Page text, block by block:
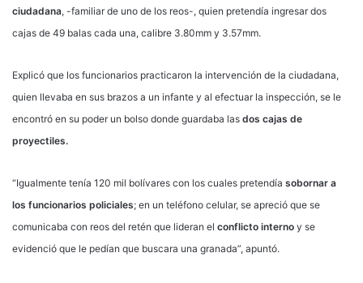
ciudadana, -familiar de uno de los reos-, quien pretendía ingresar dos
cajas de 49 balas cada una, calibre 3.80mm y 3.57mm.
Explicó que los funcionarios practicaron la intervención de la ciudadana,
quien llevaba en sus brazos a un infante y al efectuar la inspección, se le
encontró en su poder un bolso donde guardaba las dos cajas de
proyectiles.
“Igualmente tenía 120 mil bolívares con los cuales pretendía sobornar a
los funcionarios policiales; en un teléfono celular, se apreció que se
comunicaba con reos del retén que lideran el conflicto interno y se
evidenció que le pedían que buscara una granada”, apuntó.